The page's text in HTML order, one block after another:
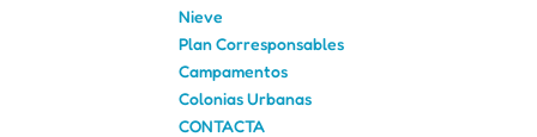
Nieve
Plan Corresponsables
Campamentos
Colonias Urbanas
CONTACTA